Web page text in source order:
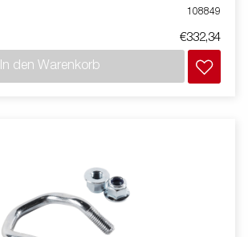
108849
€332,34
In den Warenkorb